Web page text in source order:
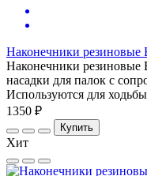
Наконечники резиновые
Наконечники резиновые
насадки для палок с
Используются для
1350 ₽
Купить
Хит